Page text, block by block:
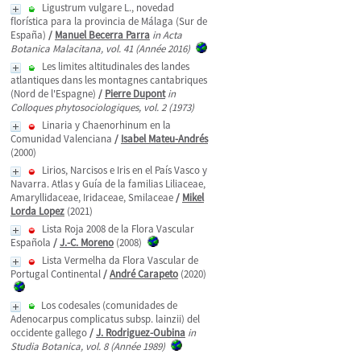
Ligustrum vulgare L., novedad
florística para la provincia de Málaga (Sur de
España) / Manuel Becerra Parra in Acta
Botanica Malacitana, vol. 41 (Année 2016)
Les limites altitudinales des landes
atlantiques dans les montagnes cantabriques
(Nord de l'Espagne) / Pierre Dupont in
Colloques phytosociologiques, vol. 2 (1973)
Linaria y Chaenorhinum en la
Comunidad Valenciana / Isabel Mateu-Andrés
(2000)
Lirios, Narcisos e Iris en el País Vasco y
Navarra. Atlas y Guía de la familias Liliaceae,
Amaryllidaceae, Iridaceae, Smilaceae/ Mikel
Lorda Lopez (2021)
Lista Roja 2008 de la Flora Vascular
Española /J.-C. Moreno (2008)
Lista Vermelha da Flora Vascular de
Portugal Continental/André Carapeto (2020)
Los codesales (comunidades de
Adenocarpus complicatus subsp. lainzii) del
occidente gallego/J. Rodriguez-Oubina in
Studia Botanica, vol. 8 (Année 1989)